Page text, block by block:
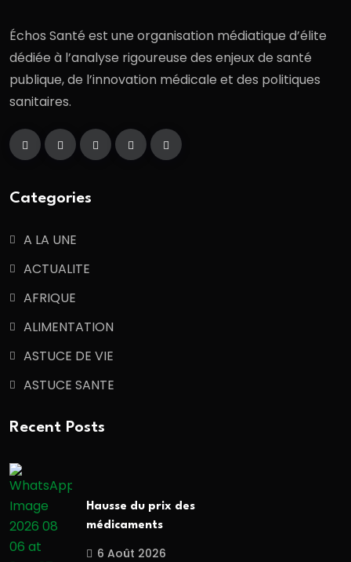
Échos Santé est une organisation médiatique d’élite
dédiée à l’analyse rigoureuse des enjeux de santé
publique, de l’innovation médicale et des politiques
sanitaires.
Categories
A LA UNE
ACTUALITE
AFRIQUE
ALIMENTATION
ASTUCE DE VIE
ASTUCE SANTE
Recent Posts
Hausse du prix des
médicaments
6 Août 2026